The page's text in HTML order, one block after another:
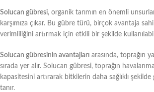
Solucan gübresi, organik tarımın en önemli
karşımıza çıkar. Bu gübre türü, birçok avantaja
verimliliğini artırmak için etkili bir şekilde
Solucan gübresinin avantajları arasında, toprağın
sırada yer alır. Solucan gübresi, toprağın
kapasitesini artırarak bitkilerin daha sağlıklı
tanır.